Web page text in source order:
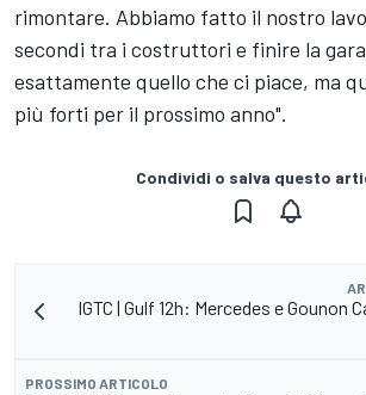
rimontare. Abbiamo fatto il nostro
secondi tra i costruttori e finire la
esattamente quello che ci piace, ma
più forti per il prossimo anno".
Condividi o salva questo
IGTC | Gulf 12h: Mercedes e Gounon
PROSSIMO ARTICOLO